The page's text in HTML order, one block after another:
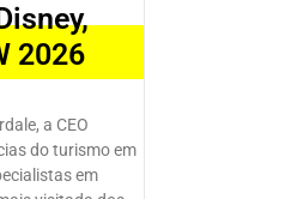
2026
a CEO
do turismo em
em